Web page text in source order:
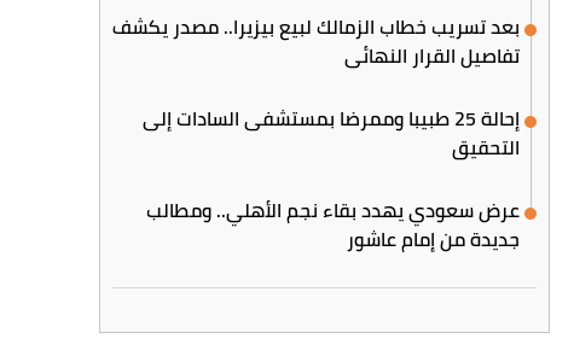
بعد تسريب خطاب الزمالك لبيع بيزيرا.. مصدر يكشف
تفاصيل القرار النهائي
إحالة 25 طبيبا وممرضا بمستشفى السادات إلى
التحقيق
عرض سعودي يهدد بقاء نجم الأهلي.. ومطالب
جديدة من إمام عاشور